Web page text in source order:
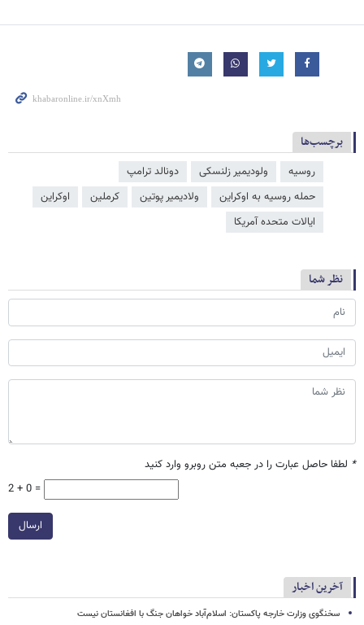
برچسب‌ها
روسیه ولودیمیر زلنسکی
دونالد ترامپ
حمله روسیه به اوکراین
ولادیمیر پوتین کرملین
اوکراین
ایالات متحده آمریکا
نظر شما
* لطفا حاصل عبارت را در جعبه متن روبرو وارد کنید
2 + 0 =
ارسال
آخرین اخبار
سخنگوی وزارت خارجه پاکستان: اسلام‌آباد خواهان جنگ با افغانستان نیست